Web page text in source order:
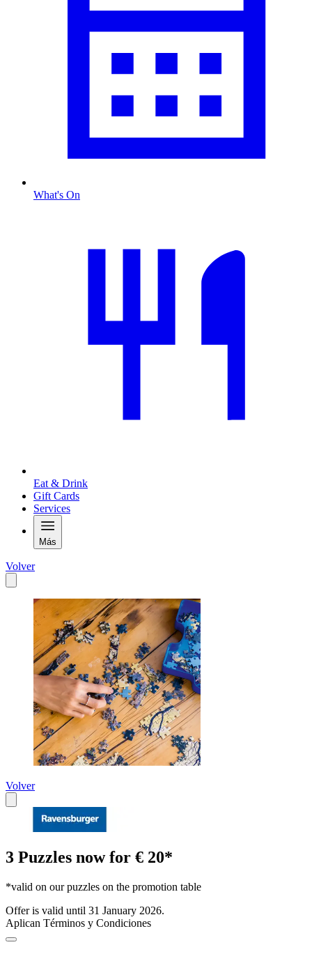
What's On
Eat & Drink
Gift Cards
Services
Más
Volver
Volver
3 Puzzles now for € 20*
*valid on our puzzles on the promotion table
Offer is valid until 31 January 2026.
Aplican Términos y Condiciones